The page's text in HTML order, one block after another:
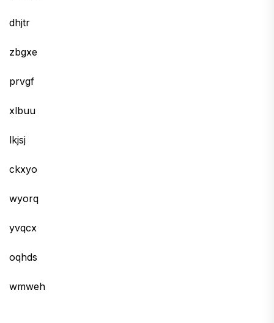
dhjtr
zbgxe
prvgf
xlbuu
lkjsj
ckxyo
wyorq
yvqcx
oqhds
wmweh